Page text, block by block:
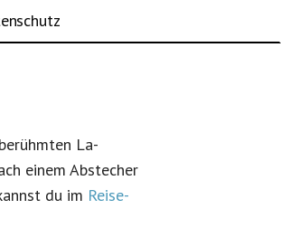
La­
einem Ab­stech­er
du im Reise­